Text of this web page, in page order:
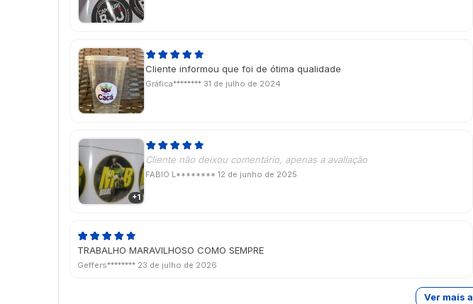
Cliente informou que foi de ótima qualidade
Gráfica******** 31 de julho de 2024
+1
Cliente não deixou comentário, apenas a avaliação
FABIO L******** 12 de junho de 2025
TRABALHO MARAVILHOSO COMO SEMPRE
Geffers******** 23 de julho de 2026
Ver mais